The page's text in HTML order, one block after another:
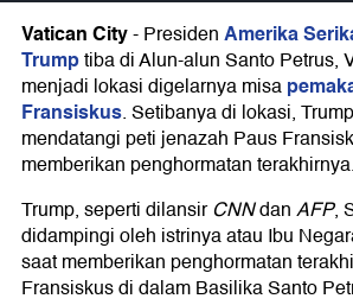
Vatican City-PresidenAmerika
Trumptiba di Alun-alun Santo Petrus,
menjadi lokasi digelarnya misa
Fransiskus. Setibanya di lokasi,
mendatangi peti jenazah Paus
memberikan penghormatan terakhirnya.
Trump, seperti dilansirCNNdanAFP,
didampingi oleh istrinya atau Ibu
saat memberikan penghormatan
Fransiskus di dalam Basilika Santo